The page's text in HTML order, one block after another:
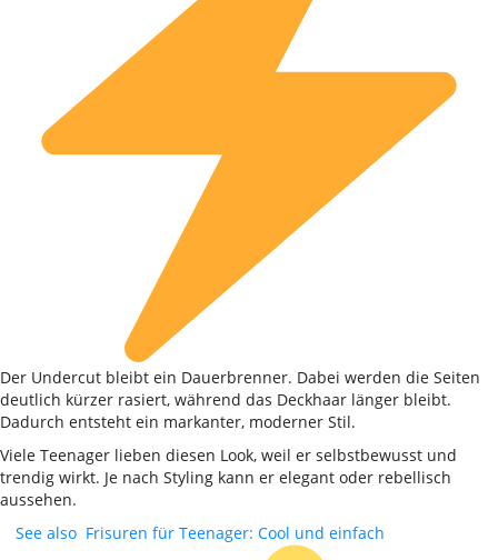
Der Undercut bleibt ein Dauerbrenner. Dabei werden die Seiten
deutlich kürzer rasiert, während das Deckhaar länger bleibt.
Dadurch entsteht ein markanter, moderner Stil.
Viele Teenager lieben diesen Look, weil er selbstbewusst und
trendig wirkt. Je nach Styling kann er elegant oder rebellisch
aussehen.
See also Frisuren für Teenager: Cool und einfach